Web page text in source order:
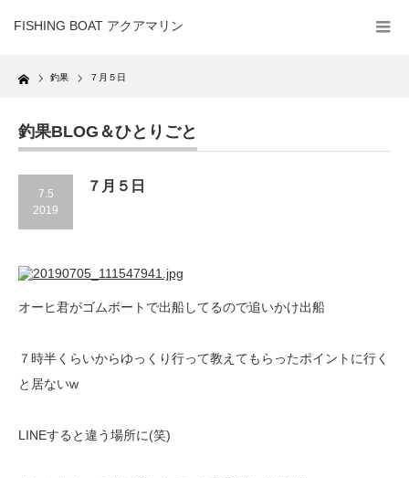
FISHING BOAT アクアマリン
Home 釣果 ７月５日
釣果BLOG＆ひとりごと
7.5
2019
７月５日
オーヒ君がゴムボートで出船してるので追いかけ出船
７時半くらいからゆっくり行って教えてもらったポイントに行く
と居ないw
LINEすると違う場所に(笑)